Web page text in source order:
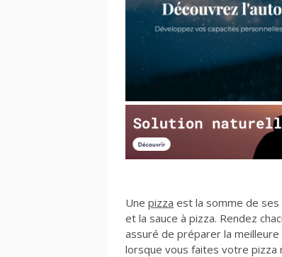
Une pizza est la somme de
et la sauce à pizza. Rendez
assuré de préparer la
lorsque vous faites votre pizza